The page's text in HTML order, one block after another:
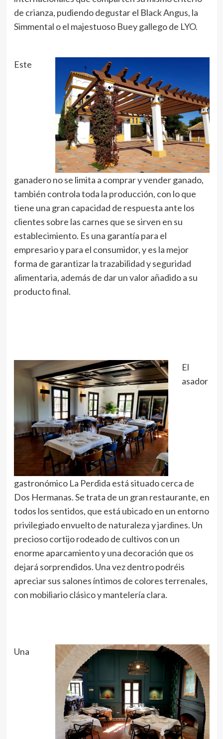
de crianza, pudiendo degustar el Black Angus, la
Simmental o el majestuoso Buey gallego de LYO.
Este
ganadero no se limita a comprar y vender ganado,
también controla toda la producción, con lo que
tiene una gran capacidad de respuesta ante los
clientes sobre las carnes que se sirven en su
establecimiento. Es una garantía para el
empresario y para el consumidor, y es la mejor
forma de garantizar la trazabilidad y seguridad
alimentaria, además de dar un valor añadido a su
producto final.
El
asador
gastronómico La Perdida está situado cerca de
Dos Hermanas. Se trata de un gran restaurante, en
todos los sentidos, que está ubicado en un entorno
privilegiado envuelto de naturaleza y jardines. Un
precioso cortijo rodeado de cultivos con un
enorme aparcamiento y una decoración que os
dejará sorprendidos. Una vez dentro podréis
apreciar sus salones íntimos de colores terrenales,
con mobiliario clásico y mantelería clara.
Una